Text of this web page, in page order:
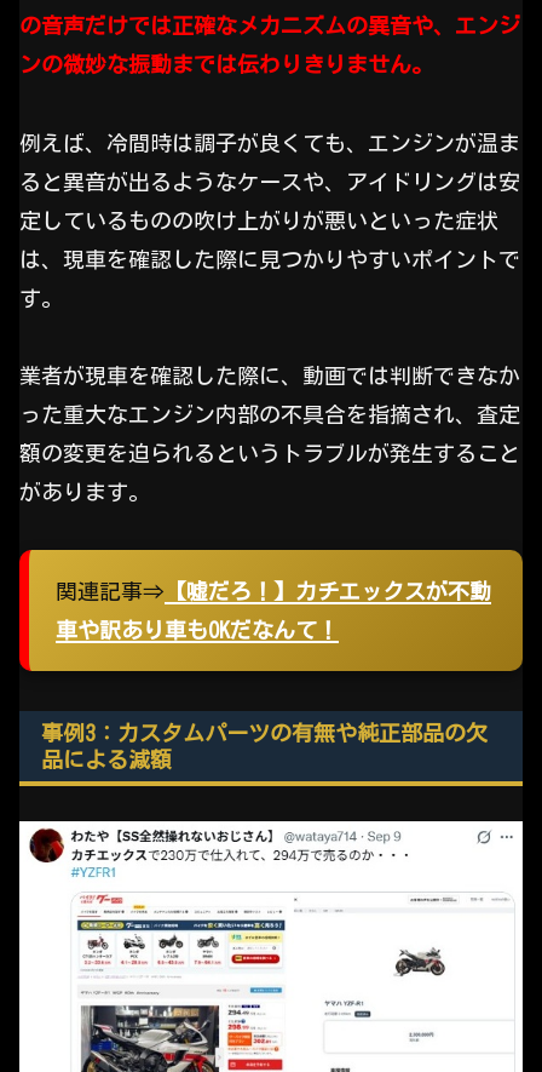
の音声だけでは正確なメカニズムの異音や、エンジ
ンの微妙な振動までは伝わりきりません。
例えば、冷間時は調子が良くても、エンジンが温ま
ると異音が出るようなケースや、アイドリングは安
定しているものの吹け上がりが悪いといった症状
は、現車を確認した際に見つかりやすいポイントで
す。
業者が現車を確認した際に、動画では判断できなか
った重大なエンジン内部の不具合を指摘され、査定
額の変更を迫られるというトラブルが発生すること
があります。
関連記事⇒ 【嘘だろ！】カチエックスが不動
車や訳あり車もOKだなんて！
事例3：カスタムパーツの有無や純正部品の欠
品による減額